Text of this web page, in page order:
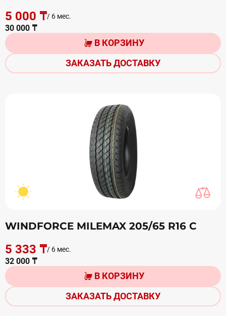
5 000 ₸/ 6 мес.
30 000 ₸
В КОРЗИНУ
ЗАКАЗАТЬ ДОСТАВКУ
WINDFORCE MILEMAX 205/65 R16 С
5 333 ₸/ 6 мес.
32 000 ₸
В КОРЗИНУ
ЗАКАЗАТЬ ДОСТАВКУ